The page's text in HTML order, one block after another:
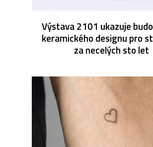
Výstava 2101 ukazuje
keramického designu pro
za necelých sto let